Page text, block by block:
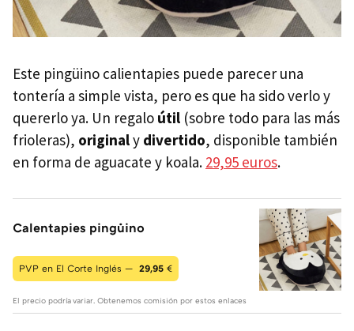
Este pingüino calientapies puede parecer una
tontería a simple vista, pero es que ha sido verlo y
quererlo ya. Un regalo útil (sobre todo para las más
frioleras), originaly divertido, disponible también
en forma de aguacate y koala. 29,95 euros.
Calentapies pingüino
PVP en El Corte Inglés — 29,95 €
El precio podría variar. Obtenemos comisión por estos enlaces